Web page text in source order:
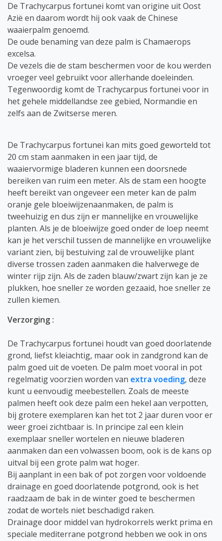
De Trachycarpus fortunei komt van origine uit Oost
Azië en daarom wordt hij ook vaak de Chinese
waaierpalm genoemd.
De oude benaming van deze palm is Chamaerops
excelsa.
De vezels die de stam beschermen voor de kou werden
vroeger veel gebruikt voor allerhande doeleinden.
Tegenwoordig komt de Trachycarpus fortunei voor in
het gehele middellandse zee gebied, Normandie en
zelfs aan de Zwitserse meren.
De Trachycarpus fortunei kan mits goed geworteld tot
20 cm stam aanmaken in een jaar tijd, de
waaiervormige bladeren kunnen een doorsnede
bereiken van ruim een meter. Als de stam een hoogte
heeft bereikt van ongeveer een meter kan de palm
oranje gele bloeiwijzenaanmaken, de palm is
tweehuizig en dus zijn er mannelijke en vrouwelijke
planten. Als je de bloeiwijze goed onder de loep neemt
kan je het verschil tussen de mannelijke en vrouwelijke
variant zien, bij bestuiving zal de vrouwelijke plant
diverse trossen zaden aanmaken die halverwege de
winter rijp zijn. Als de zaden blauw/zwart zijn kan je ze
plukken, hoe sneller ze worden gezaaid, hoe sneller ze
zullen kiemen.
Verzorging :
De Trachycarpus fortunei houdt van goed doorlatende
grond, liefst kleiachtig, maar ook in zandgrond kan de
palm goed uit de voeten. De palm moet vooral in pot
regelmatig voorzien worden van extra voeding, deze
kunt u eenvoudig meebestellen. Zoals de meeste
palmen heeft ook deze palm een hekel aan verpotten,
bij grotere exemplaren kan het tot 2 jaar duren voor er
weer groei zichtbaar is. In principe zal een klein
exemplaar sneller wortelen en nieuwe bladeren
aanmaken dan een volwassen boom, ook is de kans op
uitval bij een grote palm wat hoger.
Bij aanplant in een bak of pot zorgen voor voldoende
drainage en goed doorlatende potgrond, ook is het
raadzaam de bak in de winter goed te beschermen
zodat de wortels niet beschadigd raken.
Drainage door middel van hydrokorrels werkt prima en
speciale mediterrane potgrond hebben we ook in ons